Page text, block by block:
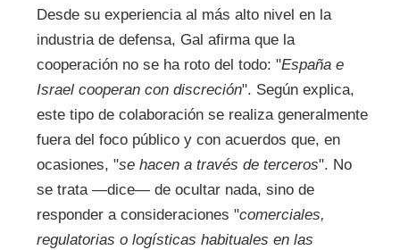
Desde su experiencia al más alto nivel en la
industria de defensa, Gal afirma que la
cooperación no se ha roto del todo: "España e
Israel cooperan con discreción". Según explica,
este tipo de colaboración se realiza generalmente
fuera del foco público y con acuerdos que, en
ocasiones, "se hacen a través de terceros". No
se trata —dice— de ocultar nada, sino de
responder a consideraciones "comerciales,
regulatorias o logísticas habituales en las